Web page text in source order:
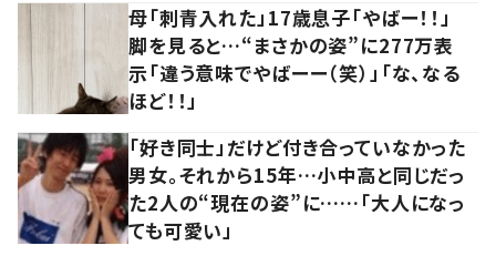
母「刺青入れた」17歳息子「やばー！！」
脚を見ると…“まさかの姿”に277万表
示「違う意味でやばーー（笑）」「な、なる
ほど！！」
「好き同士」だけど付き合っていなかった
男女。それから15年…小中高と同じだっ
た2人の“現在の姿”に……「大人になっ
ても可愛い」